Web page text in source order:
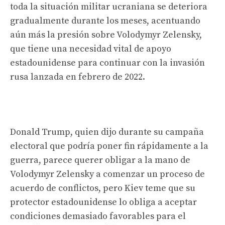
toda la situación militar ucraniana se deteriora
gradualmente durante los meses, acentuando
aún más la presión sobre Volodymyr Zelensky,
que tiene una necesidad vital de apoyo
estadounidense para continuar con la invasión
rusa lanzada en febrero de 2022.
Donald Trump, quien dijo durante su campaña
electoral que podría poner fin rápidamente a la
guerra, parece querer obligar a la mano de
Volodymyr Zelensky a comenzar un proceso de
acuerdo de conflictos, pero Kiev teme que su
protector estadounidense lo obliga a aceptar
condiciones demasiado favorables para el